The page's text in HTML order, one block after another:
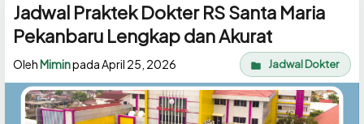
Jadwal Praktek Dokter RS Santa Maria
Pekanbaru Lengkap dan Akurat
OlehMiminpadaApril 25, 2026 Jadwal Dokter